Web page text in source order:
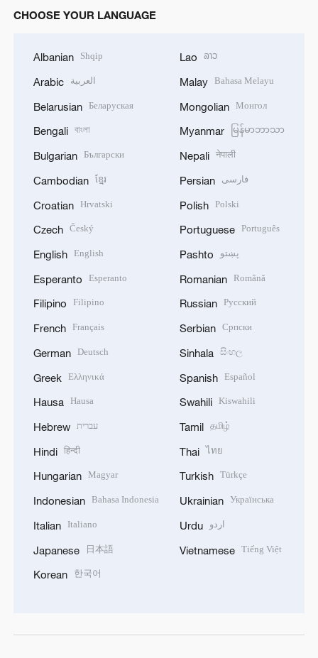
CHOOSE YOUR LANGUAGE
Albanian Shqip
Arabic العربية
Belarusian Беларуская
Bengali বাংলা
Bulgarian Български
Cambodian ខ្មែរ
Croatian Hrvatski
Czech Český
English English
Esperanto Esperanto
Filipino Filipino
French Français
German Deutsch
Greek Ελληνικά
Hausa Hausa
Hebrew עברית
Hindi हिन्दी
Hungarian Magyar
Indonesian Bahasa Indonesia
Italian Italiano
Japanese 日本語
Korean 한국어
Lao ລາວ
Malay Bahasa Melayu
Mongolian Монгол
Myanmar မြန်မာဘာသာ
Nepali नेपाली
Persian فارسی
Polish Polski
Portuguese Português
Pashto پښتو
Romanian Română
Russian Русский
Serbian Српски
Sinhala සිංහල
Spanish Español
Swahili Kiswahili
Tamil தமிழ்
Thai ไทย
Turkish Türkçe
Ukrainian Українська
Urdu اردو
Vietnamese Tiếng Việt